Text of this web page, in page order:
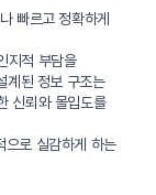
빠르고 정확하게
지적 부담을
계된 정보 구조는
신뢰와 몰입도를
으로 실감하게 하는